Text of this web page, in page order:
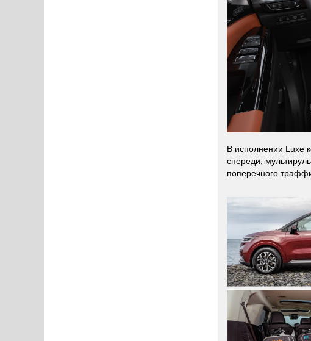
В исполнении Luxe
спереди,
поперечного